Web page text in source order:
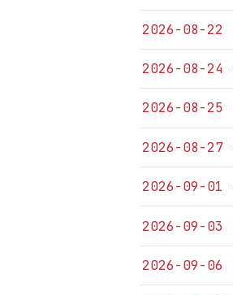
2026-08-22
2026-08-24
2026-08-25
2026-08-27
2026-09-01
2026-09-03
2026-09-06